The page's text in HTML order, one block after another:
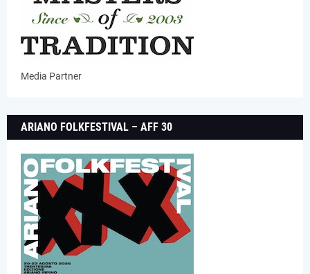
Media Partner
ARIANO FOLKFESTIVAL – AFF 30